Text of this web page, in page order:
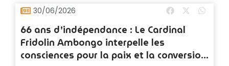
30/06/2026
66 ans d’indépendance : Le Cardinal
Fridolin Ambongo interpelle les
consciences pour la paix et la conversion